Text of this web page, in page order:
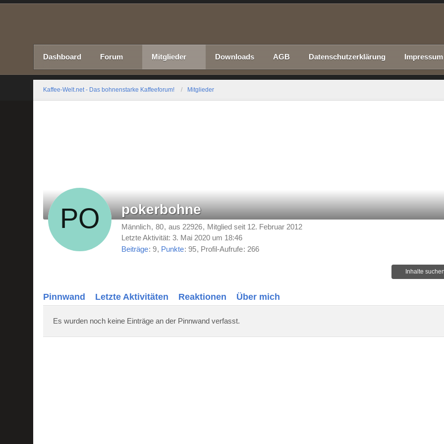
Dashboard Forum Mitglieder Downloads AGB Datenschutzerklärung Impressum
Kaffee-Welt.net - Das bohnenstarke Kaffeeforum! Mitglieder
pokerbohne
Männlich 80 aus 22926
Mitglied seit 12. Februar 2012
Letzte Aktivität:3. Mai 2020 um 18:46
Beiträge 9 Punkte 95 Profil-Aufrufe 266
Inhalte
Pinnwand Letzte Aktivitäten Reaktionen Über mich
Es wurden noch keine Einträge an der Pinnwand verfasst.